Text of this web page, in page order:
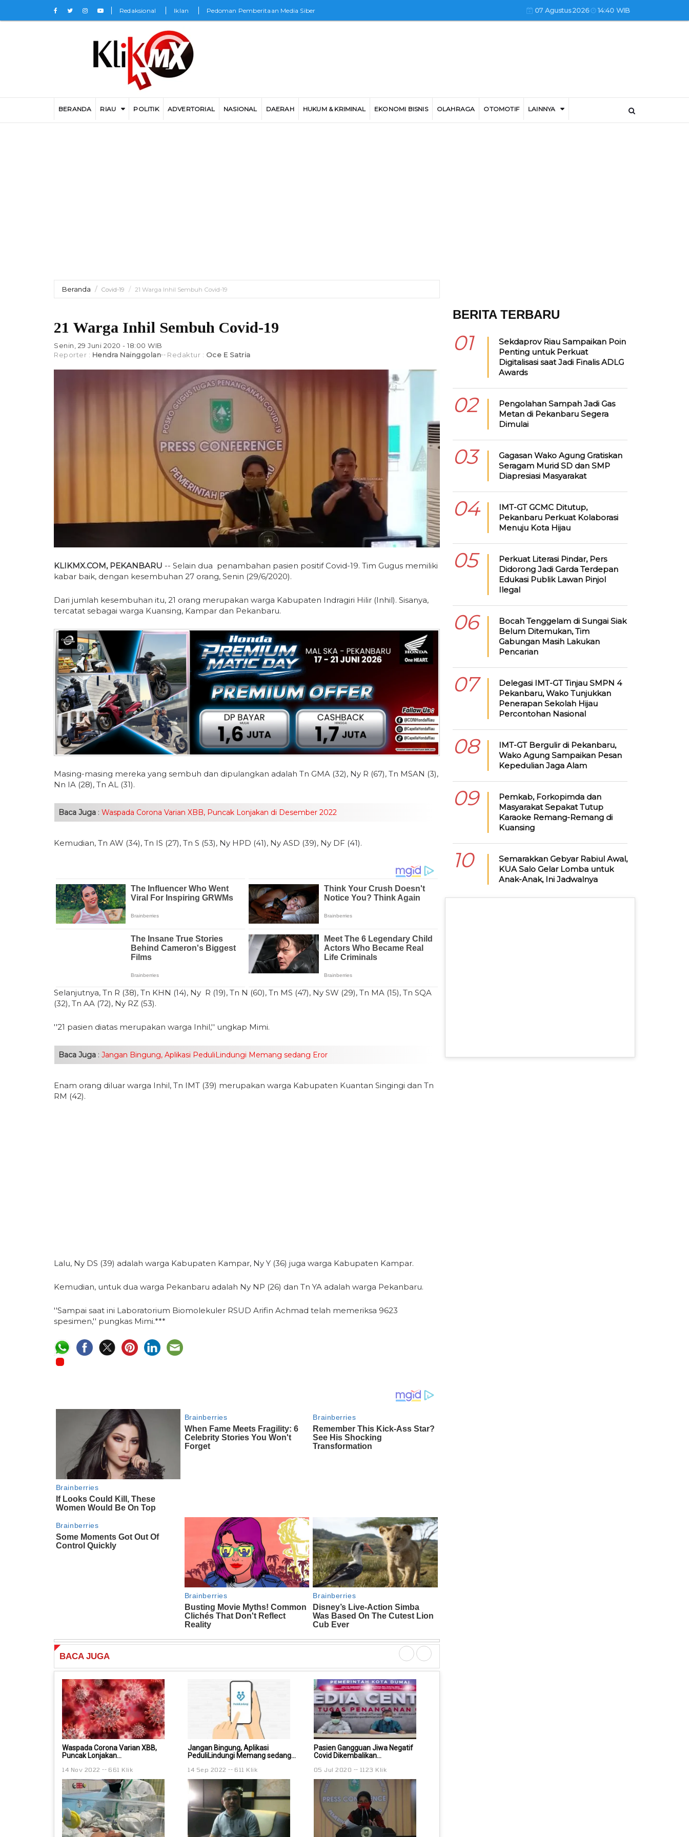
Redaksional Iklan Pedoman Pemberitaan Media Siber 07 Agustus 2026 14:40 WIB
BERANDA RIAU POLITIK ADVERTORIAL NASIONAL DAERAH HUKUM & KRIMINAL EKONOMI BISNIS OLAHRAGA OTOMOTIF LAINNYA
Beranda Covid-19 21 Warga Inhil Sembuh Covid-19
21 Warga Inhil Sembuh Covid-19
Senin, 29 Juni 2020 - 18:00 WIB
Reporter : Hendra Nainggolan Redaktur : Oce E Satria
KLIKMX.COM, PEKANBARU -- Selain dua penambahan pasien positif Covid-19. Tim Gugus memiliki
kabar baik, dengan kesembuhan 27 orang, Senin (29/6/2020).
Dari jumlah kesembuhan itu, 21 orang merupakan warga Kabupaten Indragiri Hilir (Inhil). Sisanya,
tercatat sebagai warga Kuansing, Kampar dan Pekanbaru.
Masing-masing mereka yang sembuh dan dipulangkan adalah Tn GMA (32), Ny R (67), Tn MSAN (3),
Nn IA (28), Tn AL (31).
Baca Juga : Waspada Corona Varian XBB, Puncak Lonjakan di Desember 2022
Kemudian, Tn AW (34), Tn IS (27), Tn S (53), Ny HPD (41), Ny ASD (39), Ny DF (41).
Selanjutnya, Tn R (38), Tn KHN (14), Ny R (19), Tn N (60), Tn MS (47), Ny SW (29), Tn MA (15), Tn SQA
(32), Tn AA (72), Ny RZ (53).
''21 pasien diatas merupakan warga Inhil,'' ungkap Mimi.
Baca Juga : Jangan Bingung, Aplikasi PeduliLindungi Memang sedang Eror
Enam orang diluar warga Inhil, Tn IMT (39) merupakan warga Kabupaten Kuantan Singingi dan Tn
RM (42).
Lalu, Ny DS (39) adalah warga Kabupaten Kampar, Ny Y (36) juga warga Kabupaten Kampar.
Kemudian, untuk dua warga Pekanbaru adalah Ny NP (26) dan Tn YA adalah warga Pekanbaru.
''Sampai saat ini Laboratorium Biomolekuler RSUD Arifin Achmad telah memeriksa 9623
spesimen,'' pungkas Mimi.***
BACA JUGA
Waspada Corona Varian XBB,
Puncak Lonjakan...
14 Nov 2022 661 Klik
Jangan Bingung, Aplikasi
PeduliLindungi Memang sedang...
14 Sep 2022 611 Klik
Pasien Gangguan Jiwa Negatif
Covid Dikembalikan...
05 Jul 2020 1123 Klik
BERITA TERBARU
01
Sekdaprov Riau Sampaikan Poin
Penting untuk Perkuat
Digitalisasi saat Jadi Finalis ADLG
Awards
02
Pengolahan Sampah Jadi Gas
Metan di Pekanbaru Segera
Dimulai
03
Gagasan Wako Agung Gratiskan
Seragam Murid SD dan SMP
Diapresiasi Masyarakat
04
IMT-GT GCMC Ditutup,
Pekanbaru Perkuat Kolaborasi
Menuju Kota Hijau
05
Perkuat Literasi Pindar, Pers
Didorong Jadi Garda Terdepan
Edukasi Publik Lawan Pinjol
Ilegal
06
Bocah Tenggelam di Sungai Siak
Belum Ditemukan, Tim
Gabungan Masih Lakukan
Pencarian
07
Delegasi IMT-GT Tinjau SMPN 4
Pekanbaru, Wako Tunjukkan
Penerapan Sekolah Hijau
Percontohan Nasional
08
IMT-GT Bergulir di Pekanbaru,
Wako Agung Sampaikan Pesan
Kepedulian Jaga Alam
09
Pemkab, Forkopimda dan
Masyarakat Sepakat Tutup
Karaoke Remang-Remang di
Kuansing
10
Semarakkan Gebyar Rabiul Awal,
KUA Salo Gelar Lomba untuk
Anak-Anak, Ini Jadwalnya